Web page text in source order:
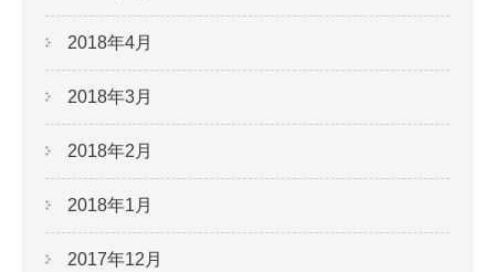
2018年4月
2018年3月
2018年2月
2018年1月
2017年12月